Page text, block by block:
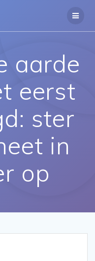
aarde
eerst
ster
in
op